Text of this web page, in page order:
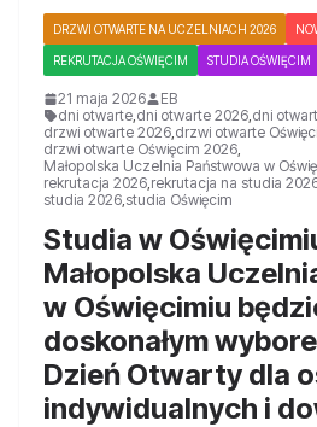
DRZWI OTWARTE NA UCZELNIACH 2026
REKRUTACJA OŚWIĘCIM STUDIA OŚWIĘCIM
21 maja 2026
EB
dni otwarte,dni otwarte 2026,dni
drzwi otwarte 2026,drzwi otwarte
drzwi otwarte Oświęcim 2026,
Małopolska Uczelnia Państwowa w
rekrutacja 2026,rekrutacja na studia
studia 2026,studia Oświęcim
Studia w
Małopolska
w Oświęcimiu
doskonałym
Dzień Otwarty dla
indywidualnych i